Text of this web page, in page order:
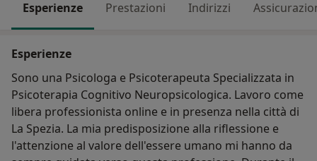
Esperienze Prestazioni Indirizzi
Esperienze
Sono una Psicologa e Psicoterapeuta Specializzata in
Psicoterapia Cognitivo Neuropsicologica. Lavoro come
libera professionista online e in presenza nella città di
La Spezia. La mia predisposizione alla riflessione e
l'attenzione al valore dell'essere umano mi hanno da